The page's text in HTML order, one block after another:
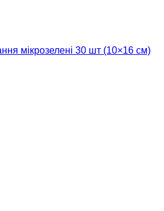
мікрозелені 30 шт (10×16 см)